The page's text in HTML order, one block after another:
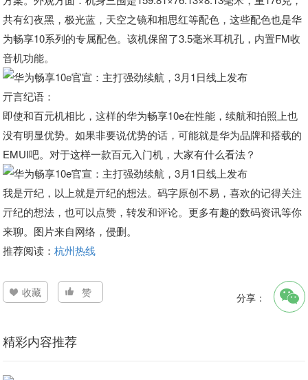
共有幻夜黑，极光蓝，天空之镜和相思红等配色，这些配色也是华
为畅享10系列的专属配色。该机保留了3.5毫米耳机孔，内置FM收
音机功能。
亓言纪语：
即使和百元机相比，这样的华为畅享10e在性能，续航和拍照上也
没有明显优势。如果非要说优势的话，可能就是华为品牌和搭载的
EMUI吧。对于这样一款百元入门机，大家有什么看法？
我是亓纪，以上就是亓纪的想法。码字原创不易，喜欢的记得关注
亓纪的想法，也可以点赞，转发和评论。更多有趣的数码资讯等你
来聊。图片来自网络，侵删。
推荐阅读：杭州热线
收藏 赞 分享：
精彩内容推荐